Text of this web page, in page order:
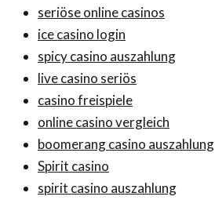
seriöse online casinos
ice casino login
spicy casino auszahlung
live casino seriös
casino freispiele
online casino vergleich
boomerang casino auszahlung
Spirit casino
spirit casino auszahlung